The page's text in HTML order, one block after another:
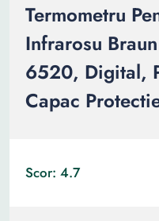
Termometru
Infrarosu
6520, Digital,
Capac
Scor: 4.7